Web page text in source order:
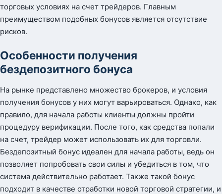
торговых условиях на счет трейдеров. Главным
преимуществом подобных бонусов является отсутствие
рисков.
Особенности получения
бездепозитного бонуса
На рынке представлено множество брокеров, и условия
получения бонусов у них могут варьироваться. Однако, как
правило, для начала работы клиенты должны пройти
процедуру верификации. После того, как средства попали
на счет, трейдер может использовать их для торговли.
Бездепозитный бонус идеален для начала работы, ведь он
позволяет попробовать свои силы и убедиться в том, что
система действительно работает. Также такой бонус
подходит в качестве отработки новой торговой стратегии, и